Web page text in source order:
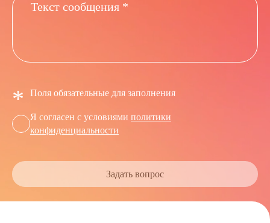
Задать вопрос
* Поля обязательные для заполнения
Я согласен с условиями политики
конфиденциальности